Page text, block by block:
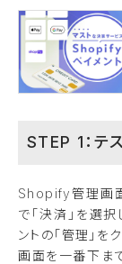
STEP 1：テ
Shopify管理画面
で「決済」を選
ントの「管理」を
画面を一番下ま